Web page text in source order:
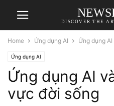
DISCOVER THE
Home Ứng dụng AI Ứng dụng
Ứng dụng AI
Ứng dụng AI
vực đời sống